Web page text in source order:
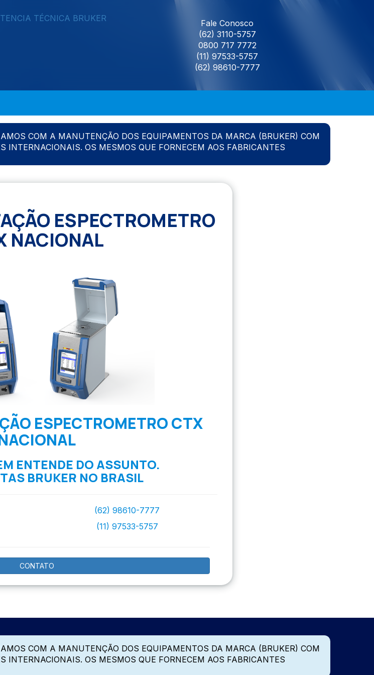
Fale Conosco
(62) 3110-5757
0800 717 7772
(11) 97533-5757
(62) 98610-7777
COM A MANUTENÇÃO DOS EQUIPAMENTOS DA MARCA (BRUKER) COM
INTERNACIONAIS. OS MESMOS QUE FORNECEM AOS FABRICANTES
ESPECTROMETRO
NACIONAL
ESPECTROMETRO CTX
ENTENDE DO ASSUNTO.
BRUKER NO BRASIL
(62) 98610-7777
(11) 97533-5757
CONTATO
COM A MANUTENÇÃO DOS EQUIPAMENTOS DA MARCA (BRUKER) COM
INTERNACIONAIS. OS MESMOS QUE FORNECEM AOS FABRICANTES